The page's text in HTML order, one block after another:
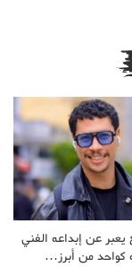
عن إبداعه الفني
كواحد من أبرز…